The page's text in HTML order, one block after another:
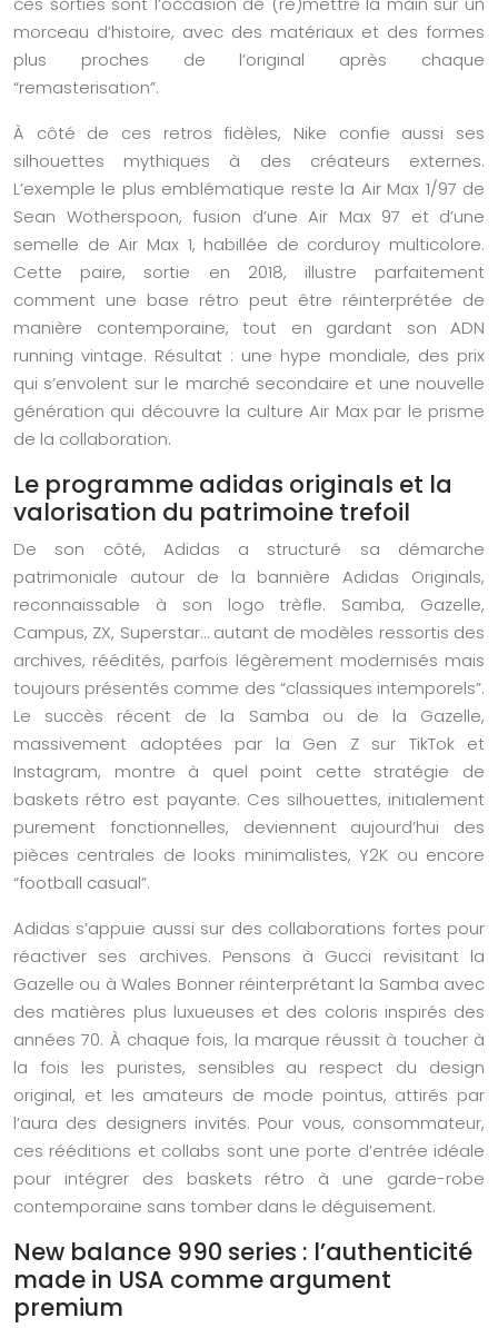
morceau d’histoire, avec des matériaux et des formes
plus proches de l’original après chaque
“remasterisation”.
À côté de ces retros fidèles, Nike confie aussi ses
silhouettes mythiques à des créateurs externes.
L’exemple le plus emblématique reste la Air Max 1/97 de
Sean Wotherspoon, fusion d’une Air Max 97 et d’une
semelle de Air Max 1, habillée de corduroy multicolore.
Cette paire, sortie en 2018, illustre parfaitement
comment une base rétro peut être réinterprétée de
manière contemporaine, tout en gardant son ADN
running vintage. Résultat : une hype mondiale, des prix
qui s’envolent sur le marché secondaire et une nouvelle
génération qui découvre la culture Air Max par le prisme
de la collaboration.
Le programme adidas originals et la
valorisation du patrimoine trefoil
De son côté, Adidas a structuré sa démarche
patrimoniale autour de la bannière Adidas Originals,
reconnaissable à son logo trèfle. Samba, Gazelle,
Campus, ZX, Superstar… autant de modèles ressortis des
archives, réédités, parfois légèrement modernisés mais
toujours présentés comme des “classiques intemporels”.
Le succès récent de la Samba ou de la Gazelle,
massivement adoptées par la Gen Z sur TikTok et
Instagram, montre à quel point cette stratégie de
baskets rétro est payante. Ces silhouettes, initialement
purement fonctionnelles, deviennent aujourd’hui des
pièces centrales de looks minimalistes, Y2K ou encore
“football casual”.
Adidas s’appuie aussi sur des collaborations fortes pour
réactiver ses archives. Pensons à Gucci revisitant la
Gazelle ou à Wales Bonner réinterprétant la Samba avec
des matières plus luxueuses et des coloris inspirés des
années 70. À chaque fois, la marque réussit à toucher à
la fois les puristes, sensibles au respect du design
original, et les amateurs de mode pointus, attirés par
l’aura des designers invités. Pour vous, consommateur,
ces rééditions et collabs sont une porte d’entrée idéale
pour intégrer des baskets rétro à une garde-robe
contemporaine sans tomber dans le déguisement.
New balance 990 series : l’authenticité
made in USA comme argument
premium